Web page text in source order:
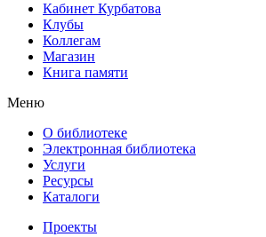
Кабинет Курбатова
Клубы
Коллегам
Магазин
Книга памяти
Меню
О библиотеке
Электронная библиотека
Услуги
Ресурсы
Каталоги
Проекты